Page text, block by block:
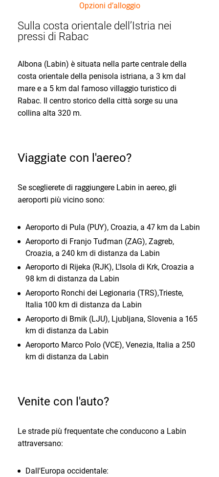
Opzioni d’alloggio
Sulla costa orientale dell’Istria nei
pressi di Rabac
Albona (Labin) è situata nella parte centrale della
costa orientale della penisola istriana, a 3 km dal
mare e a 5 km dal famoso villaggio turistico di
Rabac. Il centro storico della città sorge su una
collina alta 320 m.
Viaggiate con l'aereo?
Se sceglierete di raggiungere Labin in aereo, gli
aeroporti più vicino sono:
Aeroporto di Pula (PUY), Croazia, a 47 km da Labin
Aeroporto di Franjo Tuđman (ZAG), Zagreb,
Croazia, a 240 km di distanza da Labin
Aeroporto di Rijeka (RJK), L'Isola di Krk, Croazia a
98 km di distanza da Labin
Aeroporto Ronchi dei Legionaria (TRS),Trieste,
Italia 100 km di distanza da Labin
Aeroporto di Brnik (LJU), Ljubljana, Slovenia a 165
km di distanza da Labin
Aeroporto Marco Polo (VCE), Venezia, Italia a 250
km di distanza da Labin
Venite con l'auto?
Le strade più frequentate che conducono a Labin
attraversano:
Dall'Europa occidentale: